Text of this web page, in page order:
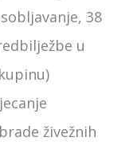
38
u
živežnih